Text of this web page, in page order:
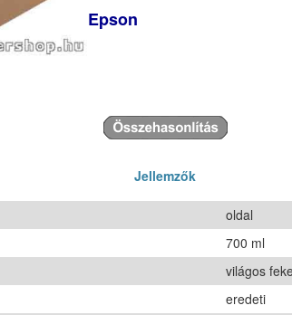
Epson
Jellemzők
oldal
700 ml
világos
eredeti